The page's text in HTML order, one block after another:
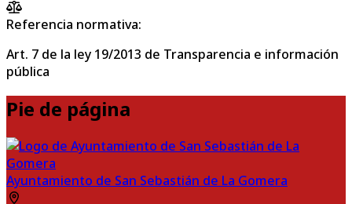
Referencia normativa:
Art. 7 de la ley 19/2013 de Transparencia e información
pública
Pie de página
Ayuntamiento de San Sebastián de La Gomera